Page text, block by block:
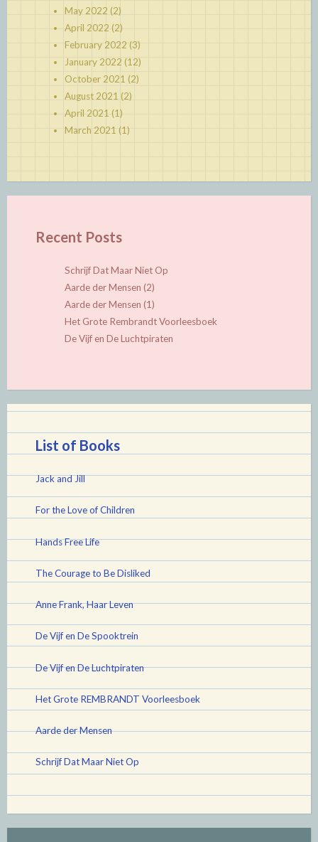
May 2022 (2)
April 2022 (2)
February 2022 (3)
January 2022 (12)
October 2021 (2)
August 2021 (2)
April 2021 (1)
March 2021 (1)
Recent Posts
Schrijf Dat Maar Niet Op
Aarde der Mensen (2)
Aarde der Mensen (1)
Het Grote Rembrandt Voorleesboek
De Vijf en De Luchtpiraten
List of Books
Jack and Jill
For the Love of Children
Hands Free Life
The Courage to Be Disliked
Anne Frank, Haar Leven
De Vijf en De Spooktrein
De Vijf en De Luchtpiraten
Het Grote REMBRANDT Voorleesboek
Aarde der Mensen
Schrijf Dat Maar Niet Op